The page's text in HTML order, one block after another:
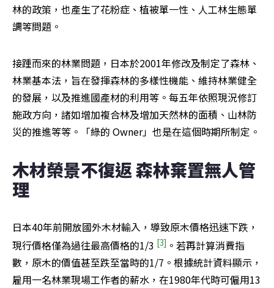
林的政策，也產生了花粉症、植被單一性、人工林生態單
調等問題。
接踵而來的林業問題，日本於2001年修改及制定了森林、
林業基本法，旨在發揮森林的多樣性機能、維持林業健全
的發展，以及推進國產材的利用等。每五年依照現況修訂
施政方向，諸如增加複合林及增加天然林的面積、山林防
災的推進等等。「綠的 Owner」也是在這個時期所制定。
木材榮景不復返 森林棄置無人管
理
日本40年前開放國外木材輸入，導致原木價格迅速下跌，
現行價格僅為過往最高價格的1/3 [3] 。若再計算消費指
數，原木的價值甚至跌至當時的1/7。根據統計資料顯示，
雇用一名林業現場工作者的薪水，在1980年代時可僱用13